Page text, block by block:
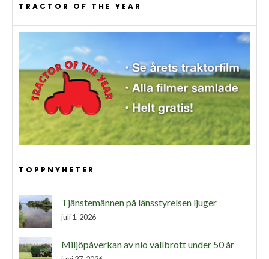
TRACTOR OF THE YEAR
TOPPNYHETER
Tjänstemännen på länsstyrelsen ljuger
juli 1, 2026
Miljöpåverkan av nio vallbrott under 50 år